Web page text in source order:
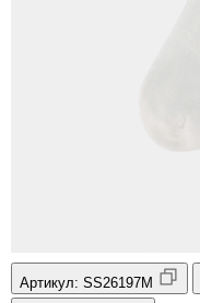
Артикул: SS26197M